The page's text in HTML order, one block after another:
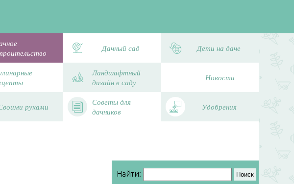
Дачный сад Дети на даче
Ландшафтный
дизайн в саду
Новости
руками
Советы для
дачников
Удобрения
Найти: